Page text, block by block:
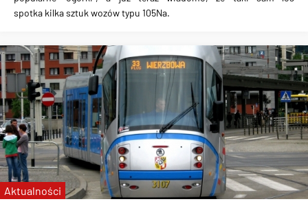
spotka kilka sztuk wozów typu 105Na.
Aktualności